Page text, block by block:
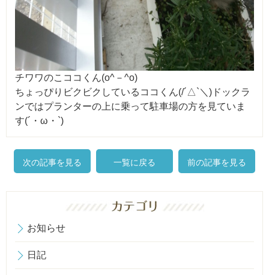
チワワのこココくん(o^－^o)
ちょっぴりビクビクしているココくん(/´△`＼)ドックラ
ンではプランターの上に乗って駐車場の方を見ていま
す(´・ω・`)
次の記事を見る 一覧に戻る 前の記事を見る
お知らせ
日記